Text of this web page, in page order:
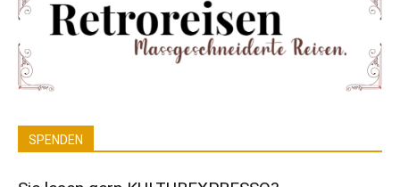
SPENDEN